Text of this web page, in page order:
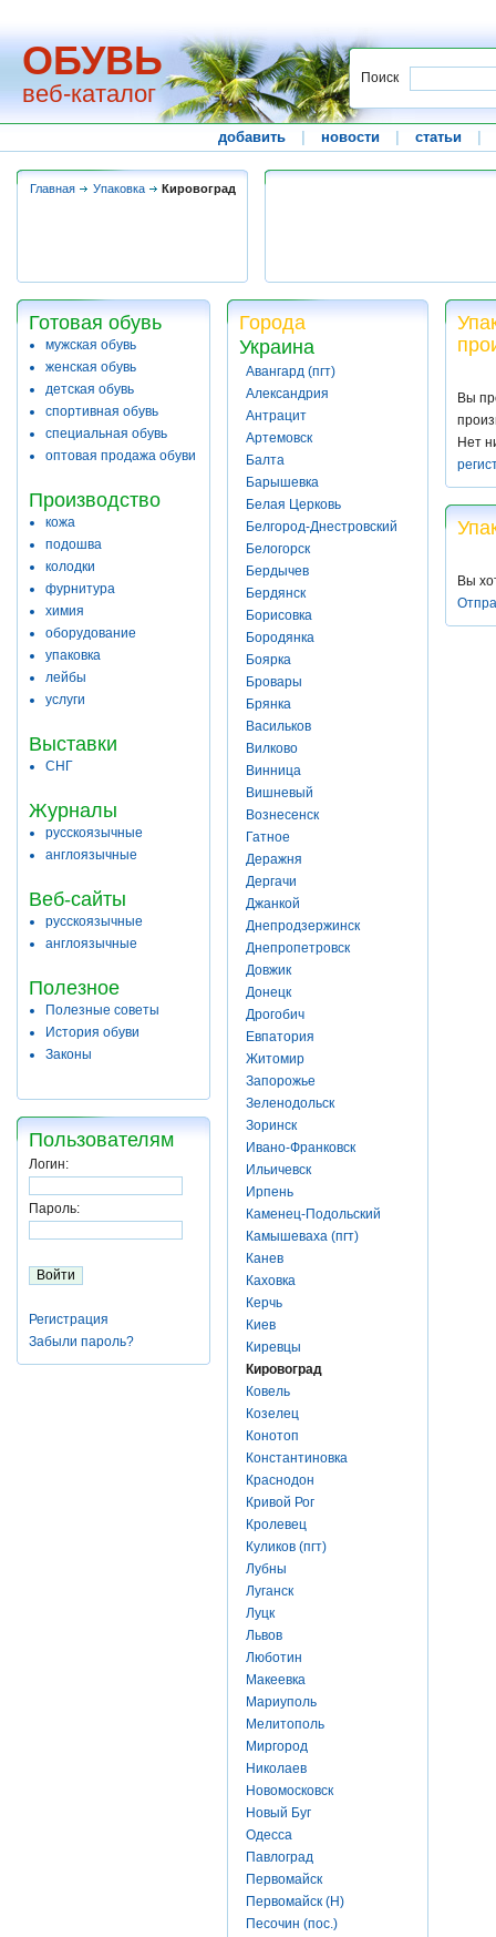
ОБУВЬ
веб-каталог
Поиск
добавить новости статьи
Главная Упаковка Кировоград
Готовая обувь
мужская обувь
женская обувь
детская обувь
спортивная обувь
специальная обувь
оптовая продажа обуви
Производство
кожа
подошва
колодки
фурнитура
химия
оборудование
упаковка
лейбы
услуги
Выставки
СНГ
Журналы
русскоязычные
англоязычные
Веб-сайты
русскоязычные
англоязычные
Полезное
Полезные советы
История обуви
Законы
Пользователям
Логин:
Пароль:
Регистрация
Забыли пароль?
Города
Украина
Авангард (пгт)
Александрия
Антрацит
Артемовск
Балта
Барышевка
Белая Церковь
Белгород-Днестровский
Белогорск
Бердычев
Бердянск
Борисовка
Бородянка
Боярка
Бровары
Брянка
Васильков
Вилково
Винница
Вишневый
Вознесенск
Гатное
Деражня
Дергачи
Джанкой
Днепродзержинск
Днепропетровск
Довжик
Донецк
Дрогобич
Евпатория
Житомир
Запорожье
Зеленодольск
Зоринск
Ивано-Франковск
Ильичевск
Ирпень
Каменец-Подольский
Камышеваха (пгт)
Канев
Каховка
Керчь
Киев
Киревцы
Кировоград
Ковель
Козелец
Конотоп
Константиновка
Краснодон
Кривой Рог
Кролевец
Куликов (пгт)
Лубны
Луганск
Луцк
Львов
Люботин
Макеевка
Мариуполь
Мелитополь
Миргород
Николаев
Новомосковск
Новый Буг
Одесса
Павлоград
Первомайск
Первомайск (Н)
Песочин (пос.)
Вы
Нет
Вы